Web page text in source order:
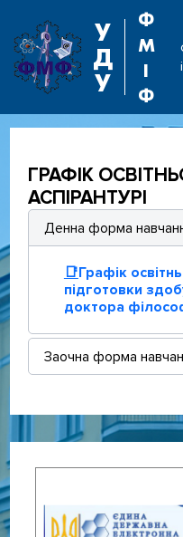
У
Д
У
Ф
М
І
Ф
ГРАФІК
АСПІРАНТУРІ
Денна форма
📑Графік
підготовки
доктора
Заочна форма